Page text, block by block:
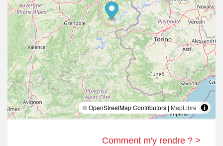
© OpenStreetMap Contributors | MapLibre
Comment m'y rendre ? >